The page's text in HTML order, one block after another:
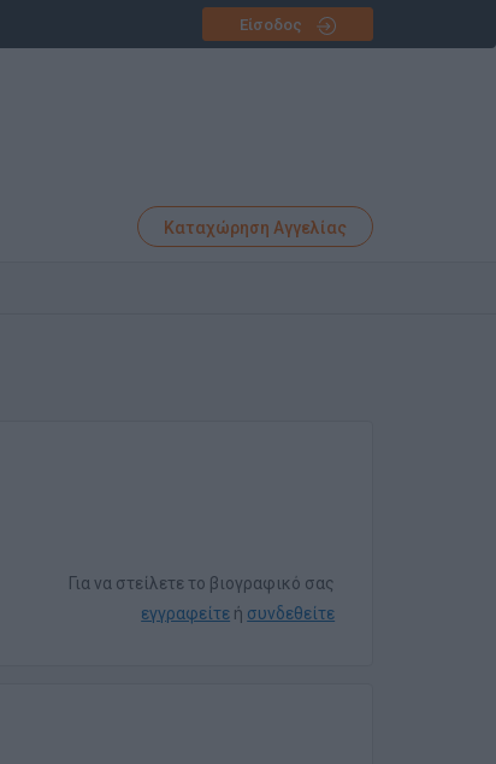
Είσοδος
Καταχώρηση Αγγελίας
Για να στείλετε το βιογραφικό σας
εγγραφείτε ή συνδεθείτε